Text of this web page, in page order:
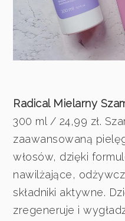
Radical Mielarny
300 ml / 24,99 zł.
zaawansowaną
włosów, dzięki
nawilżające,
składniki aktywne.
zregeneruje i